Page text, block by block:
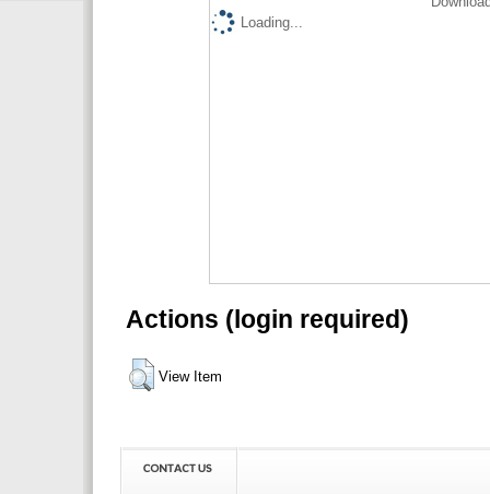
Loading...
Actions (login required)
View Item